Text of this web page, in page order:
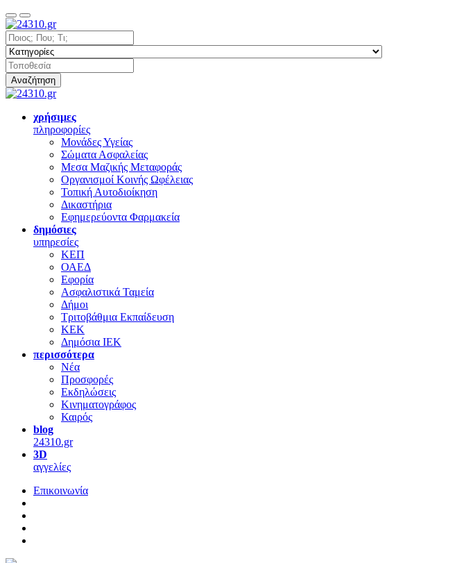
Αναζήτηση
χρήσιμες
πληροφορίες
Μονάδες Υγείας
Σώματα Ασφαλείας
Μεσα Μαζικής Μεταφοράς
Οργανισμοί Κοινής Ωφέλειας
Τοπική Αυτοδιοίκηση
Δικαστήρια
Εφημερεύοντα Φαρμακεία
δημόσιες
υπηρεσίες
ΚΕΠ
ΟΑΕΔ
Εφορία
Ασφαλιστικά Ταμεία
Δήμοι
Τριτοβάθμια Εκπαίδευση
ΚΕΚ
Δημόσια ΙΕΚ
περισσότερα
Νέα
Προσφορές
Εκδηλώσεις
Κινηματογράφος
Καιρός
blog
24310.gr
3D
αγγελίες
Επικοινωνία